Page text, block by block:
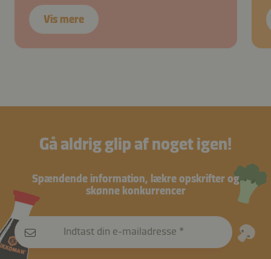
Vis mere
Gå aldrig glip af noget igen!
Spændende information, lækre opskrifter og
skønne konkurrencer
Indtast din e-mailadresse